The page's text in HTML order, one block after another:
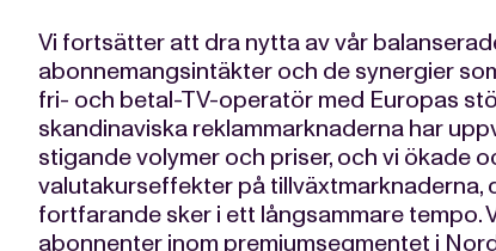
Vi fortsätter att dra nytta av vår
abonnemangsintäkter och de synergier
fri- och betal-TV-operatör med Europas
skandinaviska reklammarknaderna har
stigande volymer och priser, och vi ökade
valutakurseffekter på tillväxtmarknaderna,
fortfarande sker i ett långsammare tempo.
abonnenter inom premiumsegmentet i